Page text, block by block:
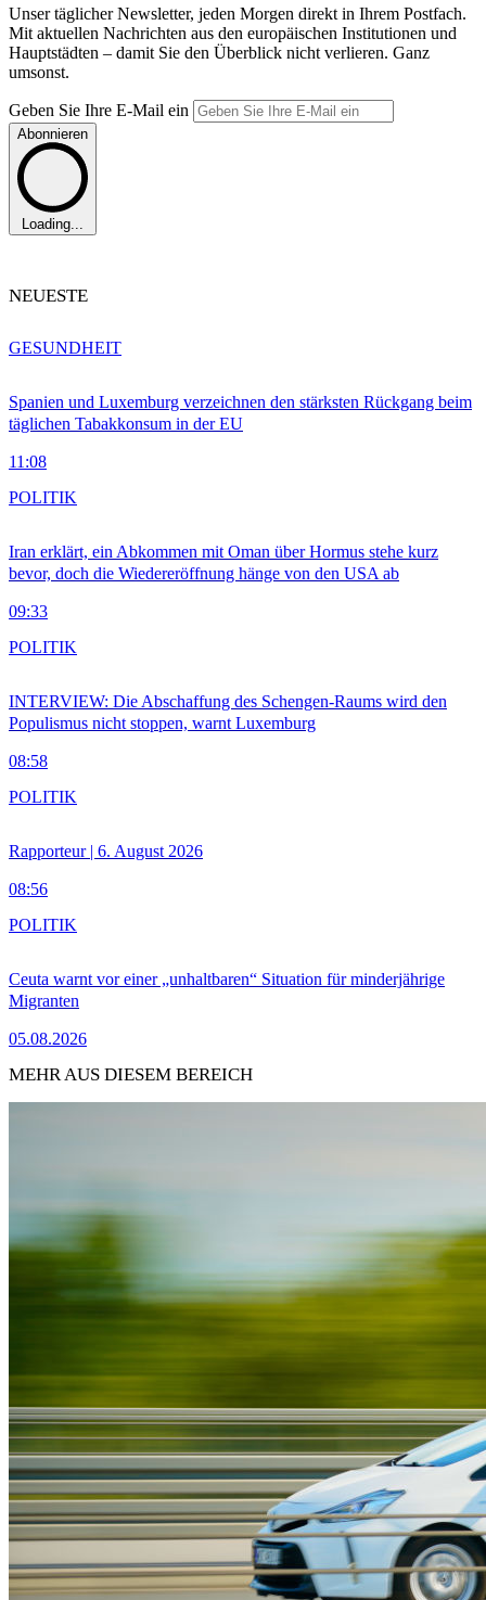
Unser täglicher Newsletter, jeden Morgen direkt in Ihrem Postfach.
Mit aktuellen Nachrichten aus den europäischen Institutionen und
Hauptstädten – damit Sie den Überblick nicht verlieren. Ganz
umsonst.
Geben Sie Ihre E-Mail ein
Abonnieren
Loading...
NEUESTE
Spanien und Luxemburg verzeichnen den stärksten Rückgang beim
täglichen Tabakkonsum in der EU
11:08
GESUNDHEIT
Iran erklärt, ein Abkommen mit Oman über Hormus stehe kurz
bevor, doch die Wiedereröffnung hänge von den USA ab
09:33
POLITIK
INTERVIEW: Die Abschaffung des Schengen-Raums wird den
Populismus nicht stoppen, warnt Luxemburg
08:58
POLITIK
Rapporteur | 6. August 2026
08:56
POLITIK
Ceuta warnt vor einer „unhaltbaren“ Situation für minderjährige
Migranten
05.08.2026
POLITIK
MEHR AUS DIESEM BEREICH